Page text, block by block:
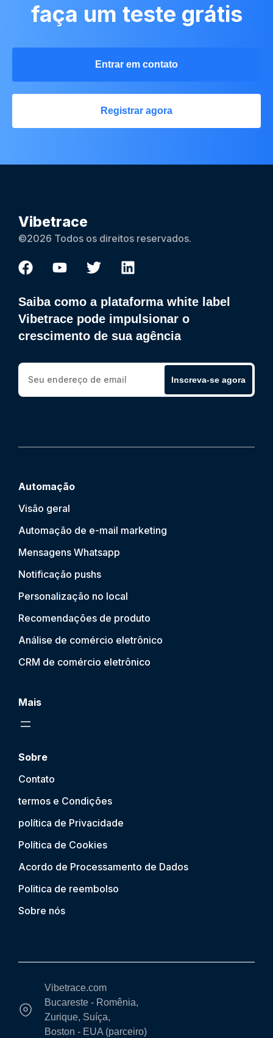
faça um teste grátis
Entrar em contato
Registrar agora
Vibetrace
©2026 Todos os direitos reservados.
Saiba como a plataforma white label
Vibetrace pode impulsionar o
crescimento de sua agência
Inscreva-se agora
Automação
Visão geral
Automação de e-mail marketing
Mensagens Whatsapp
Notificação pushs
Personalização no local
Recomendações de produto
Análise de comércio eletrônico
CRM de comércio eletrônico
Mais
Sobre
Contato
termos e Condições
política de Privacidade
Política de Cookies
Acordo de Processamento de Dados
Politica de reembolso
Sobre nós
Vibetrace.com
Bucareste - Romênia,
Zurique, Suíça,
Boston - EUA (parceiro)